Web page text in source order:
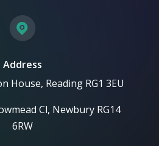
Address
House, Reading RG1 3EU
Cl, Newbury RG14
6RW